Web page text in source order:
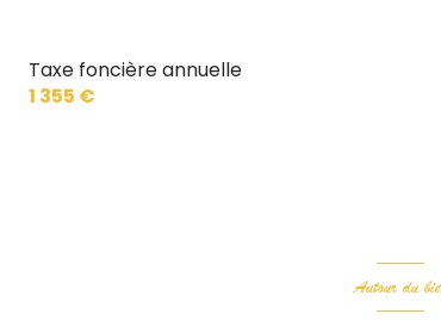
Taxe foncière annuelle
1 355 €
Autour du